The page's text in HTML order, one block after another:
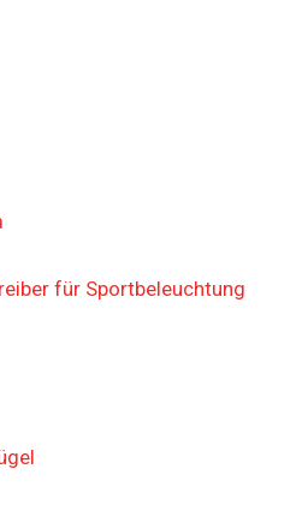
für Sportbeleuchtung